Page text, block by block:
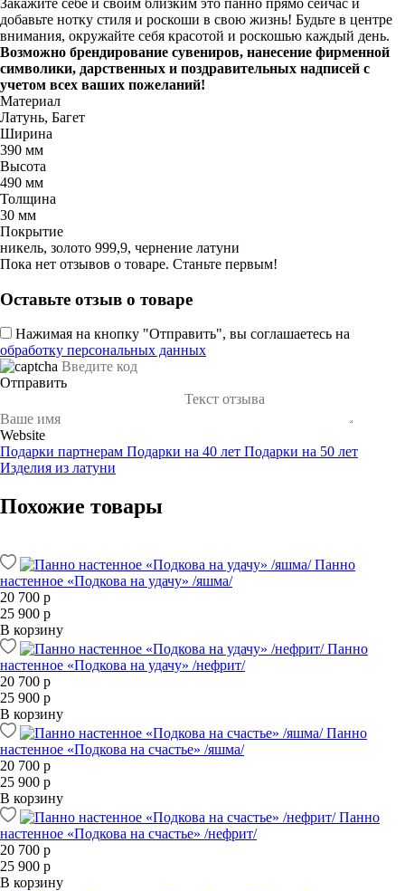
Закажите себе и своим близким это панно прямо сейчас и
добавьте нотку стиля и роскоши в свою жизнь! Будьте в центре
внимания, окружайте себя красотой и роскошью каждый день.
Возможно брендирование сувениров, нанесение фирменной
символики, дарственных и поздравительных надписей с
учетом всех ваших пожеланий!
Материал
Латунь, Багет
Ширина
390 мм
Высота
490 мм
Толщина
30 мм
Покрытие
никель, золото 999,9, чернение латуни
Пока нет отзывов о товаре. Станьте первым!
Оставьте отзыв о товаре
Нажимая на кнопку "Отправить", вы соглашаетесь на
обработку персональных данных
Отправить
Website
Подарки партнерам Подарки на 40 лет Подарки на 50 лет
Изделия из латуни
Похожие товары
Панно
настенное «Подкова на удачу» /яшма/
20 700 р
25 900 р
В корзину
Панно
настенное «Подкова на удачу» /нефрит/
20 700 р
25 900 р
В корзину
Панно
настенное «Подкова на счастье» /яшма/
20 700 р
25 900 р
В корзину
Панно
настенное «Подкова на счастье» /нефрит/
20 700 р
25 900 р
В корзину